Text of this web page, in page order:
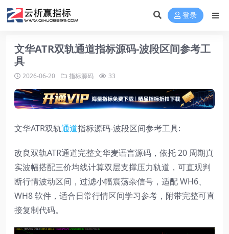
登录
文华ATR双轨通道指标源码-波段区间参考工
具
2026-06-20 指标源码 33
文华ATR双轨通道指标源码-波段区间参考工具:
改良双轨ATR通道完整文华麦语言源码，依托 20 周期真
实波幅搭配三价均线计算双层支撑压力轨道，可直观判
断行情波动区间，过滤小幅震荡杂信号，适配 WH6、
WH8 软件，适合日常行情区间学习参考，附带完整可直
接复制代码。